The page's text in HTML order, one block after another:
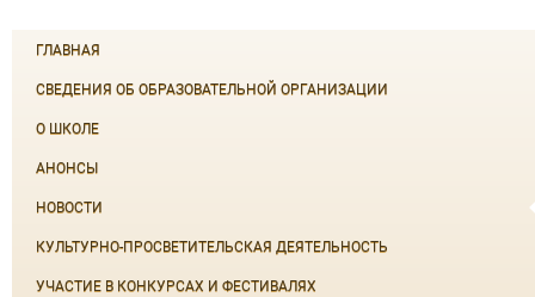
ГЛАВНАЯ
СВЕДЕНИЯ ОБ ОБРАЗОВАТЕЛЬНОЙ ОРГАНИЗАЦИИ
О ШКОЛЕ
АНОНСЫ
НОВОСТИ
КУЛЬТУРНО-ПРОСВЕТИТЕЛЬСКАЯ ДЕЯТЕЛЬНОСТЬ
УЧАСТИЕ В КОНКУРСАХ И ФЕСТИВАЛЯХ